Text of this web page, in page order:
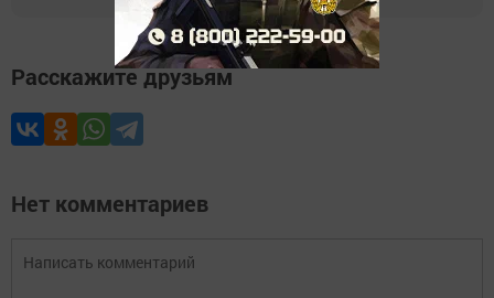
Расскажите друзьям
Нет комментариев